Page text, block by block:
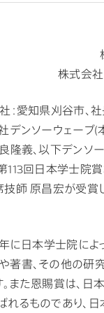
株式会
愛知県刈谷市、社
デンソーウェーブ(
隆義、以下デンソ
回日本学士院賞
技師 原昌宏が受賞
に日本学士院によ
著書、その他の研
また恩賜賞は、日
るものであり、